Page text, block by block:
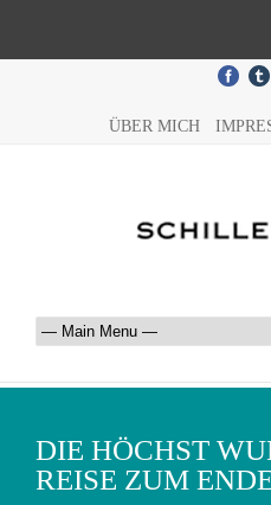
ÜBER MICH
DIE HÖCHST
REISE ZUM